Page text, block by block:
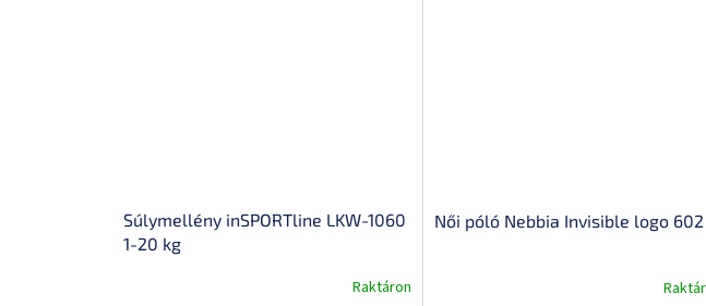
Súlymellény inSPORTline LKW-1060
1-20 kg
Raktáron
Női póló Nebbia Invisible logo 602